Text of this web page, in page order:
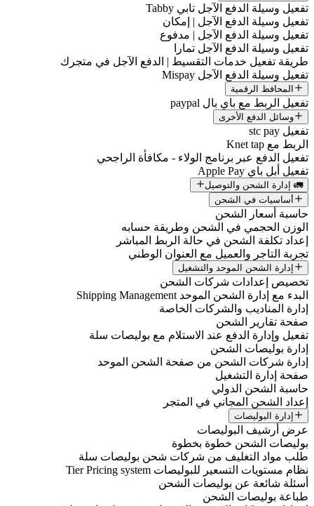
تفعيل وسيلة الدفع الآجل تابي Tabby
تفعيل وسيلة الدفع الآجل | إمكان
تفعيل وسيلة الدفع الآجل | مدفوع
تفعيل وسيلة الدفع الآجل تمارا
طريقة تفعيل خدمات التقسيط | الدفع الآجل في متجرك
تفعيل وسيلة الدفع الآجل Mispay
المحافظ الرقمية
تفعيل الربط مع باي بال paypal
وسائل الدفع الأخرى
تفعيل stc pay
الربط مع Knet tap
تفعيل الدفع عبر برنامج الولاء - مكافأة الراجحي
تفعيل أبل باي Apple Pay
🚛 إدارة الشحن والتوصيل
أساسيات في الشحن
حاسبة أسعار الشحن
الوزن الحجمي في الشحن وطريقة حسابه
إعداد تكلفة الشحن في حالة الربط المباشر
تجربة التاجر والعميل مع العنوان الوطني
إدارة الشحن الموحد والتشغيل
تخصيص إعدادات شركات الشحن
البدء مع إدارة الشحن الموحد Shipping Management
إدارة المناديب والشركات الخاصة
صفحة تقارير الشحن
تفعيل وإدارة الدفع عند الاستلام مع بوليصات سلة
إدارة بوليصات الشحن
إدارة شركات الشحن من صفحة الشحن الموحد
صفحة إدارة التشغيل
حاسبة الشحن الدولي
إعداد الشحن المجاني في المتجر
إدارة البوليصات
عرض أرشيف البوليصات
بوليصات الشحن خطوة بخطوة
طلب مواد التغليف من شركات شحن بوليصات سلة
نظام مستويات التسعير للبوليصات Tier Pricing system
أسئلة شائعة عن بوليصات الشحن
طباعة بوليصات الشحن